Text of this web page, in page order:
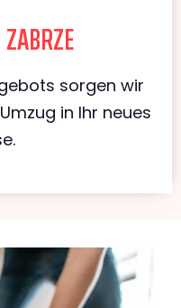
sorgen wir
in Ihr neues